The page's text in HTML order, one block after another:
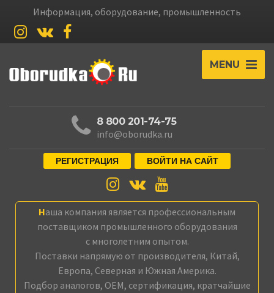
Информация, оборудование, промышленность
MENU
8 800 201-74-75
info@oborudka.ru
РЕГИСТРАЦИЯ ВОЙТИ НА САЙТ
Наша компания является профессиональным
поставщиком промышленного оборудования
с многолетним опытом.
Поставки напрямую от производителя, Китай,
Европа, Северная и Южная Америка.
Подбор аналогов, OEM, сертификация, кратчайшие